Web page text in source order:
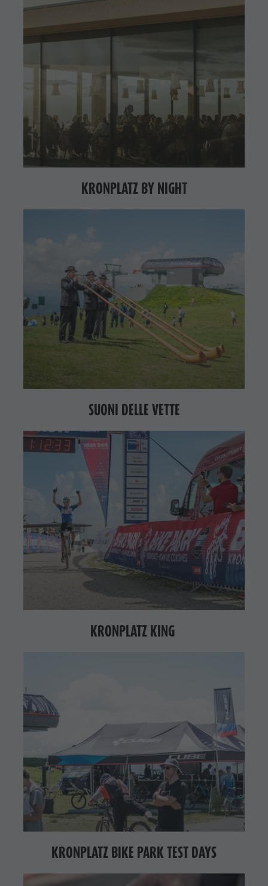
KRONPLATZ BY NIGHT
SUONI DELLE VETTE
KRONPLATZ KING
KRONPLATZ BIKE PARK TEST DAYS